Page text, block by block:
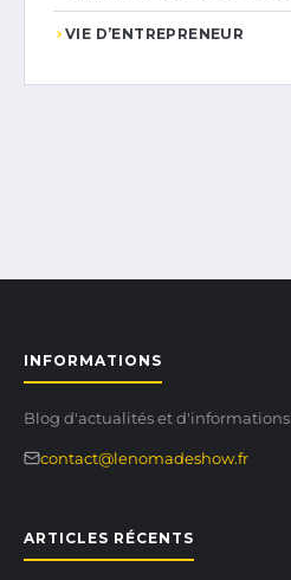
VIE D’ENTREPRENEUR
INFORMATIONS
Blog d'actualités et d'informations
contact@lenomadeshow.fr
ARTICLES RÉCENTS